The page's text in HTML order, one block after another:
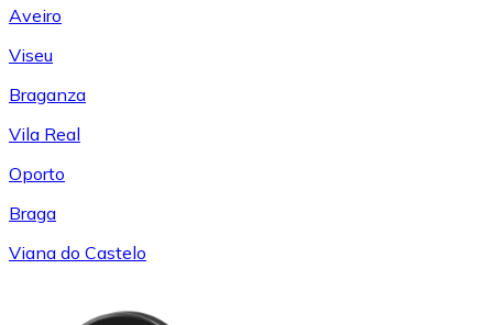
Aveiro
Viseu
Braganza
Vila Real
Oporto
Braga
Viana do Castelo